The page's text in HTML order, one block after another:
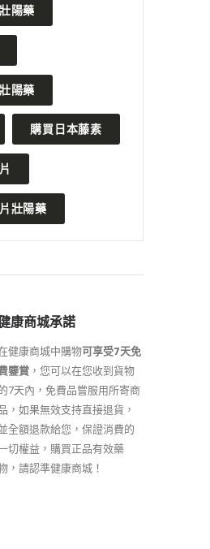
提高男性性能力的秘訣：如
分發揮德國黑金剛持久液效
陽藥
陽藥
購買日本藤素
壯陽藥
康商城承諾
健康商城中購物可享受7天免
鑒賞 ，您可以在您收到貨物
7天內，免費品嘗服用所寄商
，如果無效支持直接退貨，
全額退款給您，保證消費的
切權益，購買正品有效藥
，請認準健康商城！